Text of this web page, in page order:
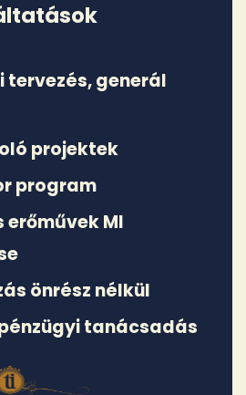
tervezés, generál
projektek
program
erőművek MI
önrész nélkül
tanácsadás